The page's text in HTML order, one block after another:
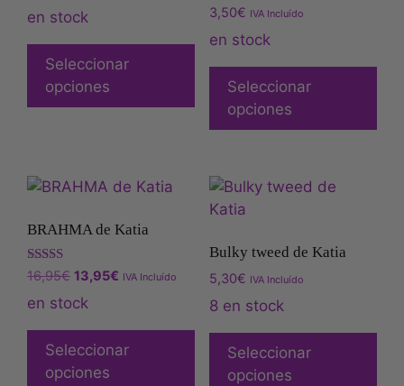
5.00
de 5
en stock
Seleccionar
opciones
Valorado
con
5.00
de 5
3,50€ IVA Incluído
en stock
Seleccionar
opciones
BRAHMA de Katia
Valorado
con
5.00
de 5
16,95€ 13,95€ IVA Incluído
en stock
Seleccionar
opciones
Bulky tweed de Katia
5,30€ IVA Incluído
8 en stock
Seleccionar
opciones